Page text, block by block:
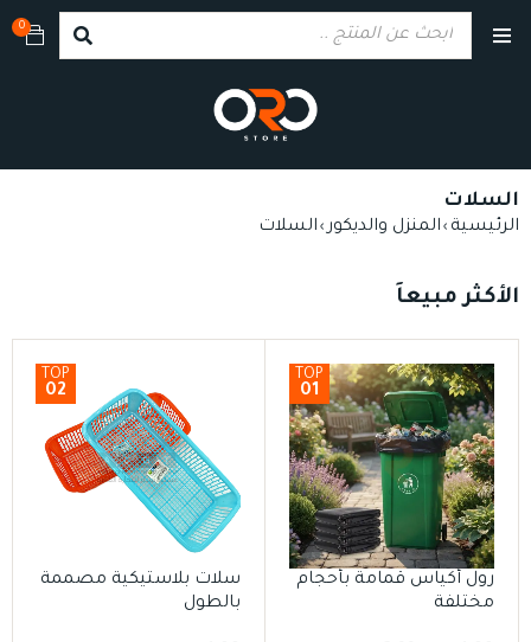
0
السلات
الرئيسية › المنزل والديكور › السلات
الأكثر مبيعاً
رول أكياس قمامة بأحجام
مختلفة
TOP
01
سلات بلاستيكية مصممة
بالطول
TOP
02